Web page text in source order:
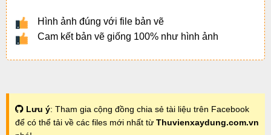
Hình ảnh đúng với file bản vẽ
Cam kết bản vẽ giống 100% như hình ảnh
Lưu ý: Tham gia cộng đồng chia sẻ tài liệu trên Facebook
để có thể tải về các files mới nhất từ Thuvienxaydung.com.vn